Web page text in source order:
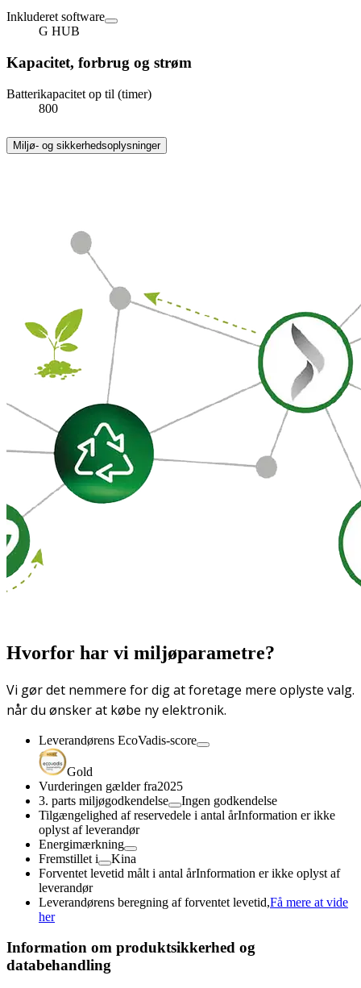
Inkluderet software
G HUB
Kapacitet, forbrug og strøm
Batterikapacitet op til (timer)
800
Miljø- og sikkerhedsoplysninger
Hvorfor har vi miljøparametre?
Vi gør det nemmere for dig at foretage mere oplyste valg.
når du ønsker at købe ny elektronik.
Leverandørens EcoVadis-score
Gold
Vurderingen gælder fra2025
3. parts miljøgodkendelse
Ingen godkendelse
Tilgængelighed af reservedele i antal årInformation er ikke
oplyst af leverandør
Energimærkning
Fremstillet i
Kina
Forventet levetid målt i antal årInformation er ikke oplyst af
leverandør
Leverandørens beregning af forventet levetid,Få mere at vide
her
Information om produktsikkerhed og
databehandling